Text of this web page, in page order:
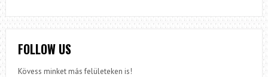
FOLLOW US
Kövess minket más felületeken is!